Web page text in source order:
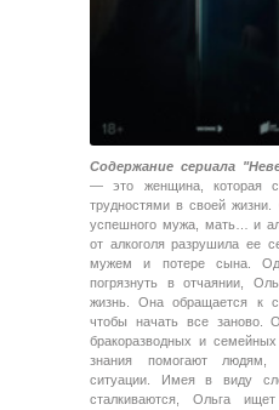
Содержание сериала
— это женщина, которая
трудностями в своей
успешного мужа, мать… и
от алкоголя разрушила ее
мужем и потере сына.
погрязнуть в отчаянии,
жизнь. Она обращается к
чтобы начать все заново.
бракоразводных и
знания помогают людям,
ситуации. Имея в виду
сталкиваются, Ольга